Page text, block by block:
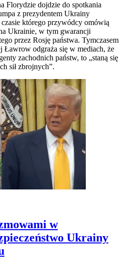
Florydzie dojdzie do spotkania
z prezydentem Ukrainy
którego przywódcy omówią
Ukrainie, w tym gwarancji
przez Rosję państwa. Tymczasem
Ławrow odgraża się w mediach, że
zachodnich państw, to „staną się
sił zbrojnych”.
w
Ukrainy